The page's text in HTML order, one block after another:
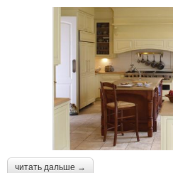
читать дальше →